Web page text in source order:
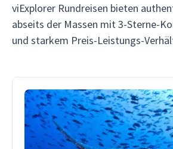
viExplorer Rundreisen bieten
abseits der Massen mit 3-Sterne-
und starkem Preis-Leistungs-